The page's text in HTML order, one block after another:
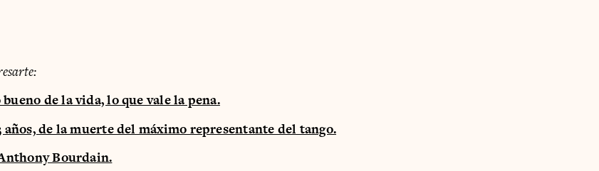
de la vida, lo que vale la pena.
años, de la muerte del máximo representante del tango.
Bourdain.